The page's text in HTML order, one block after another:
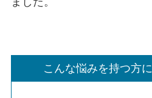
こんな悩みを持つ方